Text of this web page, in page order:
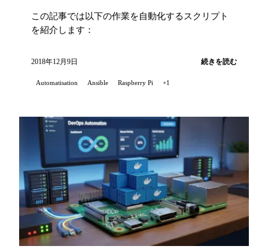
この記事では以下の作業を自動化するスクリプト
を紹介します：
2018年12月9日 続きを読む
Automatisation Ansible Raspberry Pi +1